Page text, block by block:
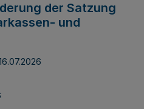
der Satzung
und